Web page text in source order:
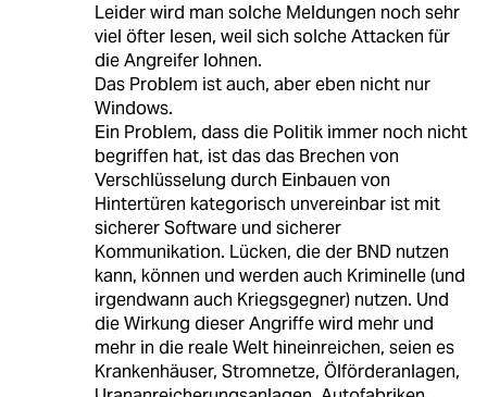
Leider wird man solche Meldungen noch sehr
viel öfter lesen, weil sich solche Attacken für
die Angreifer lohnen.
Das Problem ist auch, aber eben nicht nur
Windows.
Ein Problem, dass die Politik immer noch nicht
begriffen hat, ist das das Brechen von
Verschlüsselung durch Einbauen von
Hintertüren kategorisch unvereinbar ist mit
sicherer Software und sicherer
Kommunikation. Lücken, die der BND nutzen
kann, können und werden auch Kriminelle (und
irgendwann auch Kriegsgegner) nutzen. Und
die Wirkung dieser Angriffe wird mehr und
mehr in die reale Welt hineinreichen, seien es
Krankenhäuser, Stromnetze, Ölförderanlagen,